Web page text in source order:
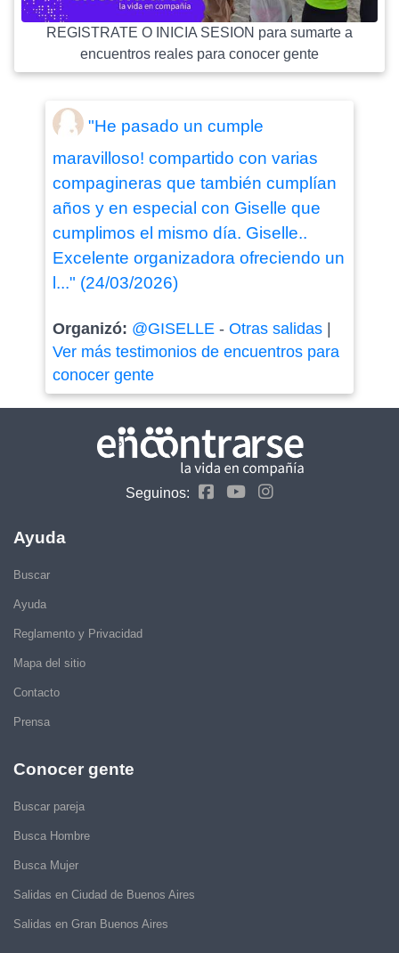
REGISTRATE O INICIA SESION para sumarte a
encuentros reales para conocer gente
"He pasado un cumple
maravilloso! compartido con varias
compagineras que también cumplían
años y en especial con Giselle que
cumplimos el mismo día. Giselle..
Excelente organizadora ofreciendo un
l..." (24/03/2026)
Organizó: @GISELLE- Otras salidas|
Ver más testimonios de encuentros para
conocer gente
Seguinos:
Ayuda
Buscar
Ayuda
Reglamento y Privacidad
Mapa del sitio
Contacto
Prensa
Conocer gente
Buscar pareja
Busca Hombre
Busca Mujer
Salidas en Ciudad de Buenos Aires
Salidas en Gran Buenos Aires